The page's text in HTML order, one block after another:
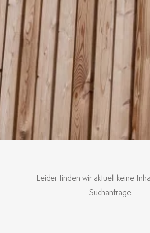
Leider finden wir aktuell keine
Suchanfrage.